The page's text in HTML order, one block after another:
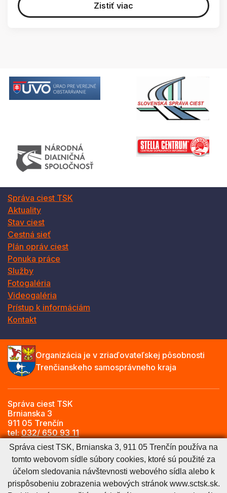
Zistiť viac
Správa ciest TSK
Aktuality
Stav ciest
Cestná sieť
Plán opráv ciest
Ponuka práce
Služby
Fotogaléria
Videogaléria
Prístup k informáciám
Kontakt
Organizácia je v zriaďovateľskej pôsobnosti
Trenčianskeho samosprávneho kraja
Správa ciest TSK
Brnianska 3
911 05 Trenčín
tel:032/ 650 93 11
e-mail:
info@sctsk.sk
Zásady spracúvania osobných údajovCookies nastavenie
Cookies - viac informáciíVyhlásenie o prístupnosti
Správa ciest TSK, Brnianska 3, 911 05 Trenčín používa na
tomto webovom sídle súbory cookies, ktoré sú použité za
účelom sledovania návštevnosti webového sídla alebo k
prispôsobeniu zobrazenia webových stránok www.sctsk.sk.